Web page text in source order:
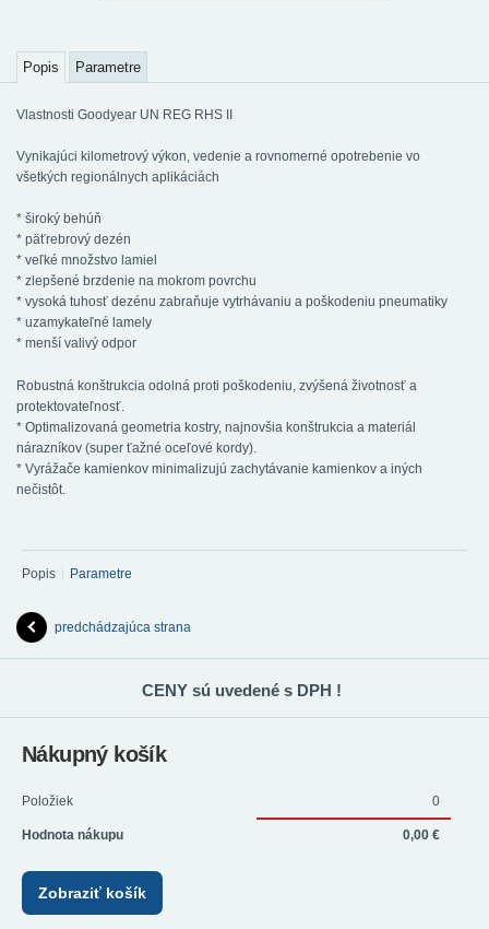
Popis Parametre
Vlastnosti Goodyear UN REG RHS II
Vynikajúci kilometrový výkon, vedenie a rovnomerné opotrebenie vo
všetkých regionálnych aplikáciách
* široký behúň
* päťrebrový dezén
* veľké množstvo lamiel
* zlepšené brzdenie na mokrom povrchu
* vysoká tuhosť dezénu zabraňuje vytrhávaniu a poškodeniu pneumatiky
* uzamykateľné lamely
* menší valivý odpor
Robustná konštrukcia odolná proti poškodeniu, zvýšená životnosť a
protektovateľnosť.
* Optimalizovaná geometria kostry, najnovšia konštrukcia a materiál
nárazníkov (super ťažné oceľové kordy).
* Vyrážače kamienkov minimalizujú zachytávanie kamienkov a iných
nečistôt.
Popis Parametre
predchádzajúca strana
CENY sú uvedené s DPH !
Nákupný košík
Položiek 0
Hodnota nákupu 0,00 €
Zobraziť košík